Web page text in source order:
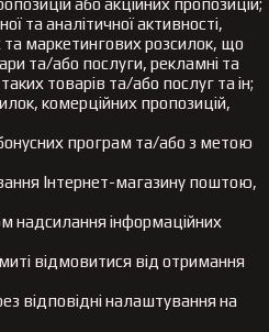
або акційних пропозицій;
та аналітичної активності,
маркетингових розсилок, що
та/або послуги, рекламні та
товарів та/або послуг та ін;
комерційних пропозицій,
програм та/або з метою
Інтернет-магазину поштою,
інформаційних
відмовитися від отримання
відповідні налаштування на